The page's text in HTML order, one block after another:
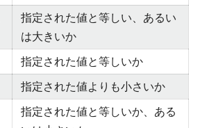
指定された値と等しい、あるい
は大きいか
指定された値と等しいか
指定された値よりも小さいか
指定された値と等しいか、ある